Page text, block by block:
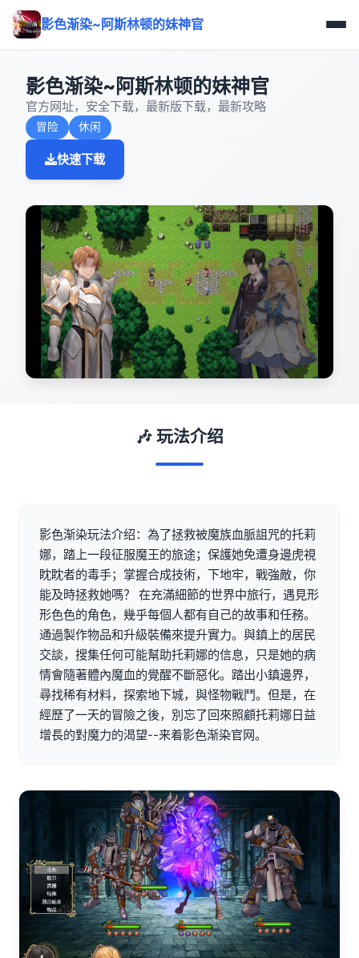
影色渐染~阿斯林顿的妹神官
影色渐染~阿斯林顿的妹神官
官方网址，安全下载，最新版下载，最新攻略
冒险 休闲
快速下载
🎶 玩法介绍
影色渐染玩法介绍：為了拯救被魔族血脈詛咒的托莉
娜，踏上一段征服魔王的旅途；保護她免遭身邊虎視
眈眈者的毒手；掌握合成技術，下地牢，戰強敵，你
能及時拯救她嗎？ 在充滿細節的世界中旅行，遇見形
形色色的角色，幾乎每個人都有自己的故事和任務。
通過製作物品和升級裝備來提升實力。與鎮上的居民
交談，搜集任何可能幫助托莉娜的信息，只是她的病
情會隨著體內魔血的覺醒不斷惡化。踏出小鎮邊界，
尋找稀有材料，探索地下城，與怪物戰鬥。但是，在
經歷了一天的冒險之後，別忘了回來照顧托莉娜日益
增長的對魔力的渴望--来着影色渐染官网。